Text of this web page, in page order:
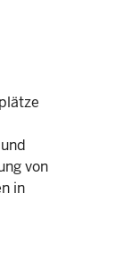
von
in